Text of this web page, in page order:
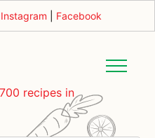
Instagram Facebook
recipes in